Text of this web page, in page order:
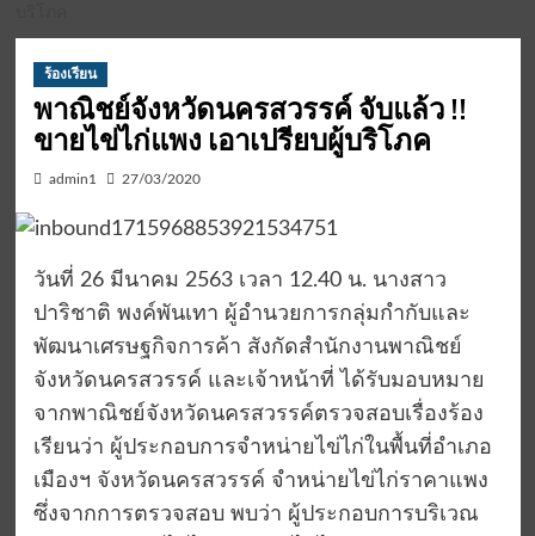
ร้องเรียน
พาณิชย์จังหวัดนครสวรรค์ จับแล้ว !!
ขายไข่ไก่แพง เอาเปรียบผู้บริโภค
admin1 27/03/2020
วันที่ 26 มีนาคม 2563 เวลา 12.40 น. นางสาว
ปาริชาติ พงค์พันเทา ผู้อำนวยการกลุ่มกำกับและ
พัฒนาเศรษฐกิจการค้า สังกัดสำนักงานพาณิชย์
จังหวัดนครสวรรค์ และเจ้าหน้าที่ ได้รับมอบหมาย
จากพาณิชย์จังหวัดนครสวรรค์ตรวจสอบเรื่องร้อง
เรียนว่า ผู้ประกอบการจำหน่ายไข่ไก่ในพื้นที่อำเภอ
เมืองฯ จังหวัดนครสวรรค์ จำหน่ายไข่ไก่ราคาแพง
ซึ่งจากการตรวจสอบ พบว่า ผู้ประกอบการบริเวณ